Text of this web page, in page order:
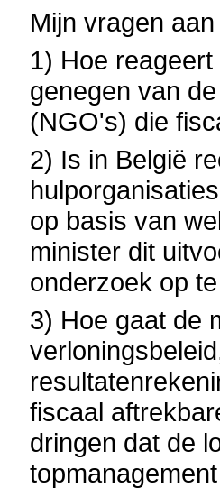
Mijn vragen
1) Hoe
genegen van
(NGO's) die
2) Is in België
op basis van
minister dit
onderzoek op
3) Hoe gaat de
fiscaal
dringen dat de